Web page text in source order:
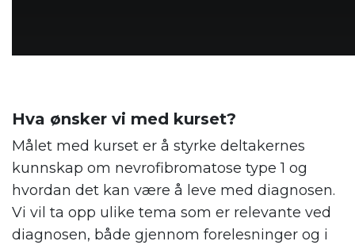
Hva ønsker vi med kurset?
Målet med kurset er å styrke deltakernes
kunnskap om nevrofibromatose type 1 og
hvordan det kan være å leve med diagnosen.
Vi vil ta opp ulike tema som er relevante ved
diagnosen, både gjennom forelesninger og i